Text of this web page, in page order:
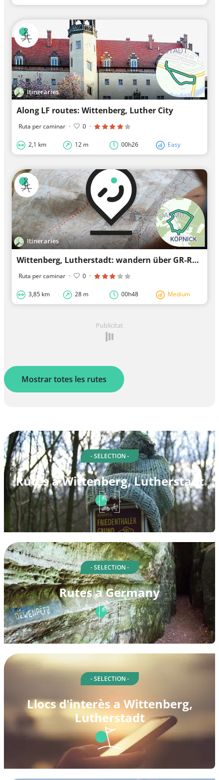
Itineraries
Along LF routes: Wittenberg, Luther City
Ruta per caminar · 0 ·
2,1 km 12 m 00h26 Easy
Itineraries
Wittenberg, Lutherstadt: wandern über GR-Routen
Ruta per caminar · 0 ·
3,85 km 28 m 00h48 Medium
Publicitat
Mostrar totes les rutes
- SELECTION -
Rutes a Wittenberg, Lutherstadt
- SELECTION -
Rutes a Germany
- SELECTION -
Llocs d'interès a Wittenberg,
Lutherstadt